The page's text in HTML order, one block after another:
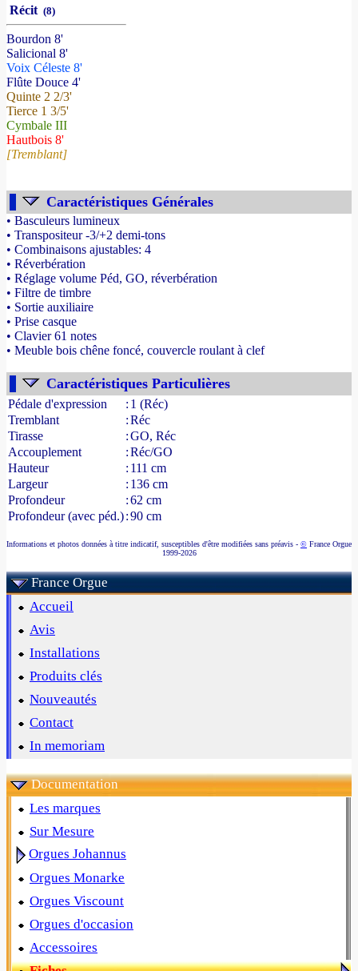
Récit (8)
Bourdon 8'
Salicional 8'
Voix Céleste 8'
Flûte Douce 4'
Quinte 2 2/3'
Tierce 1 3/5'
Cymbale III
Hautbois 8'
[Tremblant]
Caractéristiques Générales
• Basculeurs lumineux
• Transpositeur -3/+2 demi-tons
• Combinaisons ajustables: 4
• Réverbération
• Réglage volume Péd, GO, réverbération
• Filtre de timbre
• Sortie auxiliaire
• Prise casque
• Clavier 61 notes
• Meuble bois chêne foncé, couvercle roulant à clef
Caractéristiques Particulières
Pédale d'expression : 1 (Réc)
Tremblant
:Réc
Tirasse
:GO, Réc
Accouplement
:Réc/GO
Hauteur
: 111 cm
Largeur
: 136 cm
Profondeur
:62 cm
Profondeur (avec péd.):90 cm
Informations et photos données à titre indicatif, susceptibles d'être modifiées sans préavis - © France Orgue
1999-2026
France Orgue
Accueil
Avis
Installations
Produits clés
Nouveautés
Contact
In memoriam
Documentation
Les marques
Sur Mesure
Orgues Johannus
Orgues Monarke
Orgues Viscount
Orgues d'occasion
Accessoires